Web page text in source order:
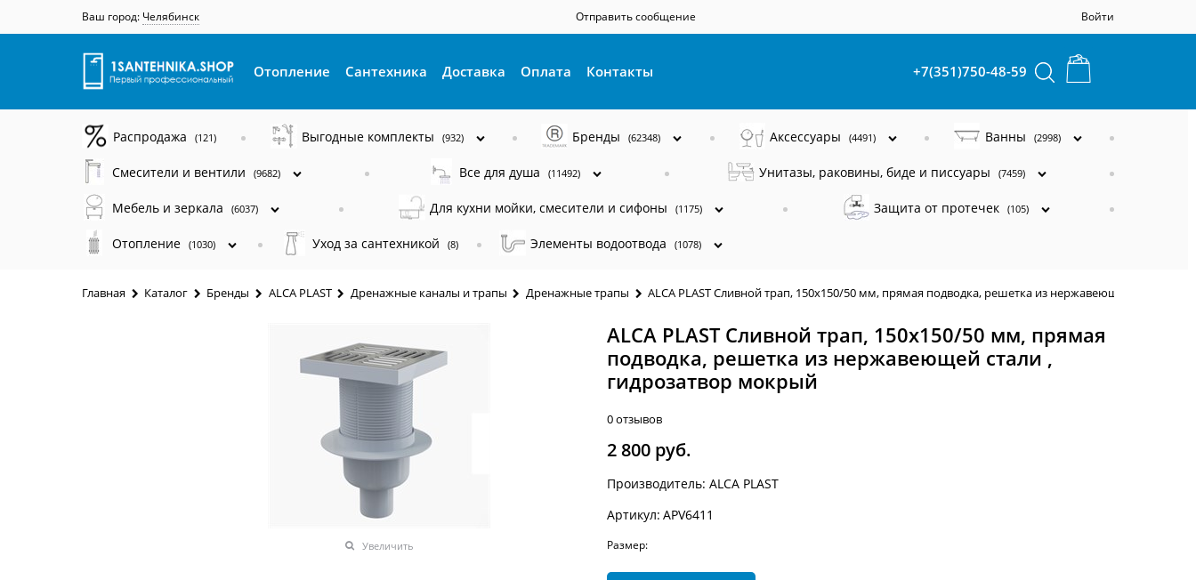
Ваш город: Челябинск Отправить сообщение Войти
Отопление Сантехника Доставка Оплата Контакты +7(351)750-48-59
Распродажа (121) Выгодные комплекты (932) Бренды (62348) Аксессуары (4491) Ванны (2998)
Смесители и вентили (9682) Все для душа (11492) Унитазы, раковины, биде и писсуары (7459)
Мебель и зеркала (6037) Для кухни мойки, смесители и сифоны (1175) Защита от протечек (105)
Отопление (1030) Уход за сантехникой (8) Элементы водоотвода (1078)
Главная Каталог Бренды ALCA PLAST Дренажные каналы и трапы Дренажные трапы ALCA PLAST Сливной трап, 150х150/50 мм, прямая подводка, решетка из нержавеющей стали ,
Увеличить
ALCA PLAST Сливной трап, 150х150/50 мм, прямая
подводка, решетка из нержавеющей стали ,
гидрозатвор мокрый
0 отзывов
2 800 руб.
Производитель: ALCA PLAST
Артикул: APV6411
Размер: